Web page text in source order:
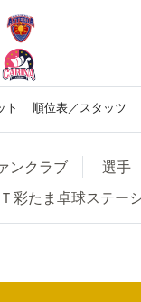
ト 順位表／スタッツ
ンクラブ 選手
彩たま卓球ステー